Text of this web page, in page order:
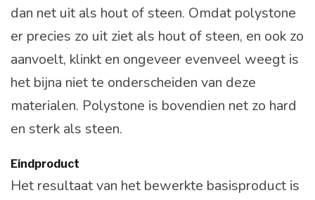
dan net uit als hout of steen. Omdat polystone
er precies zo uit ziet als hout of steen, en ook zo
aanvoelt, klinkt en ongeveer evenveel weegt is
het bijna niet te onderscheiden van deze
materialen. Polystone is bovendien net zo hard
en sterk als steen.
Eindproduct
Het resultaat van het bewerkte basisproduct is